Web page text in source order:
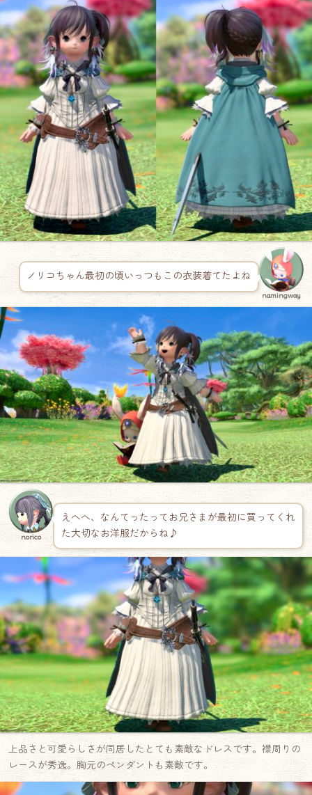
ノリコちゃん最初の頃いっつもこの衣装着てたよね
namingway
norico
えへへ、なんてったってお兄さまが最初に買ってくれ
た大切なお洋服だからね♪
上品さと可愛らしさが同居したとても素敵なドレスです。襟周りの
レースが秀逸。胸元のペンダントも素敵です。